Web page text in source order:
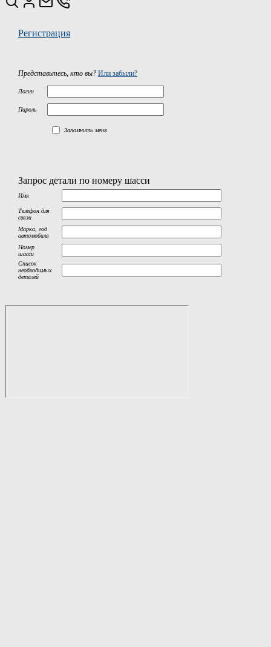
Регистрация
Представьтесь, кто вы? Или забыли?
Логин
Пароль
Запомнить меня
Запрос детали по номеру шасси
Имя
Телефон для
связи
Марка, год
автомобиля
Номер
шасси
Список
необходимых
деталей